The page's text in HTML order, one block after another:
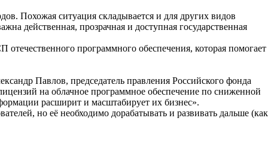
Похожая ситуация складывается и для других видов
действенная, прозрачная и доступная государственная
программного обеспечения, которая помогает
Павлов, председатель правления Российского фонда
на облачное программное обеспечение по сниженной
расширит и масштабирует их бизнес».
но её необходимо дорабатывать и развивать дальше (как